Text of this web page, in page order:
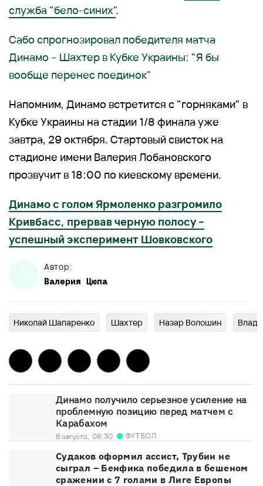
служба "бело-синих".
Сабо спрогнозировал победителя матча
Динамо – Шахтер в Кубке Украины: "Я бы
вообще перенес поединок"
Напомним, Динамо встретится с "горняками" в
Кубке Украины на стадии 1/8 финала уже
завтра, 29 октября. Стартовый свисток на
стадионе имени Валерия Лобановского
прозвучит в 18:00 по киевскому времени.
Динамо с голом Ярмоленко разгромило
Кривбасс, прервав черную полосу –
успешный эксперимент Шовковского
Автор:
Валерия Цюпа
Николай Шапаренко Шахтер Назар Волошин
Динамо получило серьезное усиление на
проблемную позицию перед матчем с
Карабахом
6 августа, 08:30 ФУТБОЛ
Судаков оформил ассист, Трубин не
сыграл – Бенфика победила в бешеном
сражении с 7 голами в Лиге Европы